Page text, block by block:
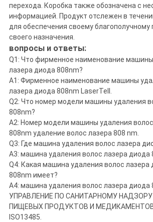
перехода. Коробка также обозначена с
информацией. Продукт отслежен в
для обеспечения своему
своего назначения.
вопросы и ответы:
Q1: Что фирменное наименование
лазера диода 808nm?
A1: Фирменное наименование машины
лазера диода 808nm LaserTell.
Q2: Что номер модели машины удаления
808nm?
A2: Номер модели машины удаления
808nm удаление волос лазера 808 nm.
Q3: Где машина удаления волос лазера
A3: машина удаления волос лазера диода
Q4: Какая машина удаления волос лазера
808nm имеет?
A4: машина удаления волос лазера диода
УПРАВЛЕНИЕ ПО САНИТАРНОМУ
ПИЩЕВЫХ ПРОДУКТОВ И МЕДИКАМЕНТОВ,
ISO13485.